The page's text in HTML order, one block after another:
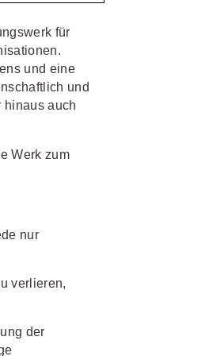
für
und eine
und
hinaus auch
Werk zum
nur
verlieren,
der